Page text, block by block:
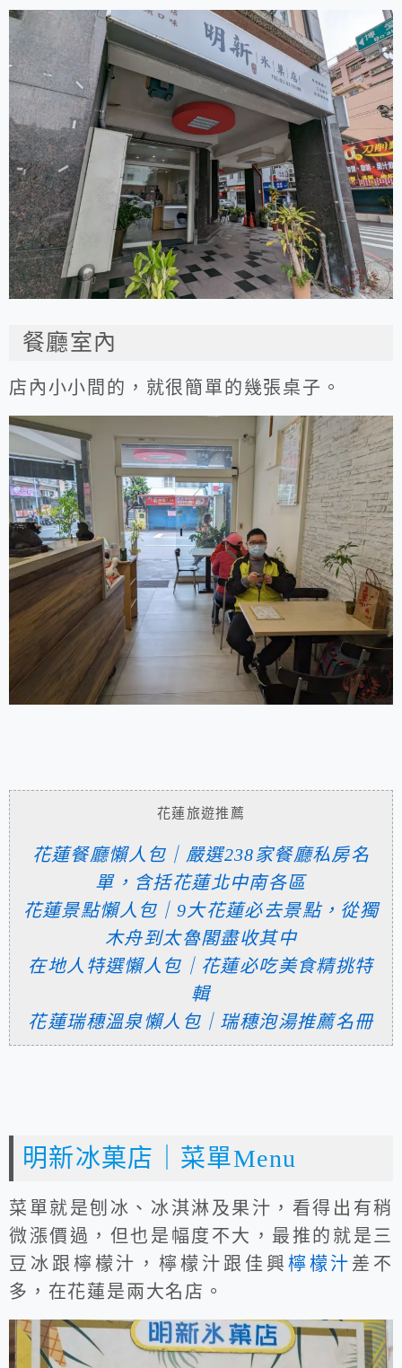
餐廳室內
店內小小間的，就很簡單的幾張桌子。
花蓮旅遊推薦
花蓮餐廳懶人包｜嚴選238家餐廳私房名
單，含括花蓮北中南各區
花蓮景點懶人包｜9大花蓮必去景點，從獨
木舟到太魯閣盡收其中
在地人特選懶人包｜花蓮必吃美食精挑特
輯
花蓮瑞穗溫泉懶人包｜瑞穗泡湯推薦名冊
明新冰菓店｜菜單Menu
菜單就是刨冰、冰淇淋及果汁，看得出有稍
微漲價過，但也是幅度不大，最推的就是三
豆冰跟檸檬汁，檸檬汁跟佳興 檸檬汁 差不
多，在花蓮是兩大名店。